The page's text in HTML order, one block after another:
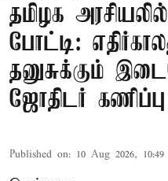
தமிழக
போட்டி:
தனுசுக்கும்
ஜோதிடர் கணிப்பு
Published on: 10 Aug 2026,